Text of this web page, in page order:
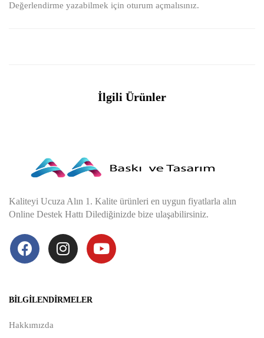
Değerlendirme yazabilmek için oturum açmalısınız.
İlgili Ürünler
Kaliteyi Ucuza Alın 1. Kalite ürünleri en uygun fiyatlarla alın
Online Destek Hattı Dilediğinizde bize ulaşabilirsiniz.
BILGILENDIRMELER
Hakkımızda